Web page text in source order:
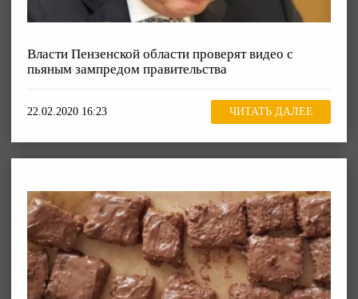
Власти Пензенской области проверят видео с
пьяным зампредом правительства
22.02.2020 16:23 ЧИТАТЬ ДАЛЕЕ